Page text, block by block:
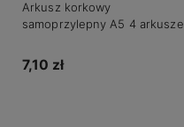
Arkusz korkowy
samoprzylepny A5 4 arkusze
7,10 zł